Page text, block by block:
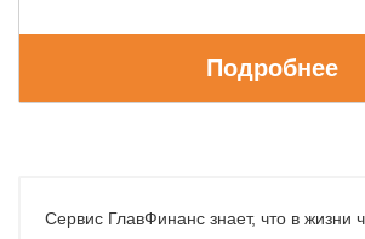
Подробнее
Сервис ГлавФинанс знает, что в жизни